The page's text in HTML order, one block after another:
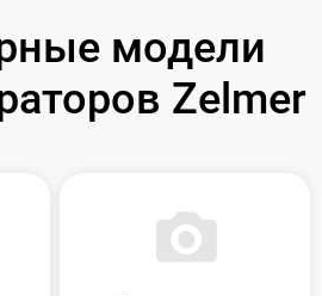
модели
Zelmer